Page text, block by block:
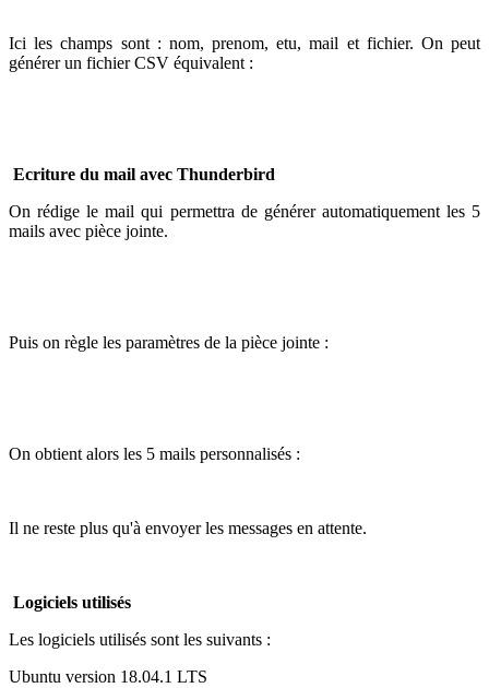
Ici les champs sont : nom, prenom, etu, mail et fichier. On peut
générer un fichier CSV équivalent :
Ecriture du mail avec Thunderbird
On rédige le mail qui permettra de générer automatiquement les 5
mails avec pièce jointe.
Puis on règle les paramètres de la pièce jointe :
On obtient alors les 5 mails personnalisés :
Il ne reste plus qu'à envoyer les messages en attente.
Logiciels utilisés
Les logiciels utilisés sont les suivants :
Ubuntu version 18.04.1 LTS